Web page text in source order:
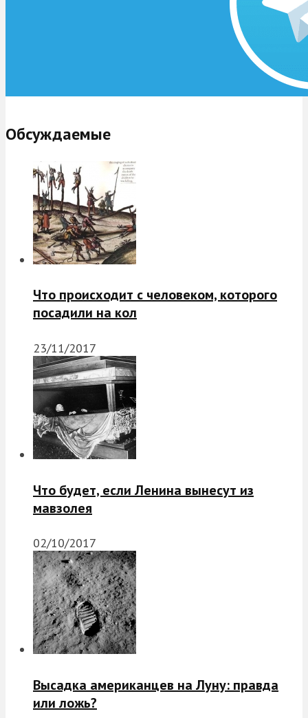
Обсуждаемые
Что происходит с человеком, которого
посадили на кол
23/11/2017
Что будет, если Ленина вынесут из
мавзолея
02/10/2017
Высадка американцев на Луну: правда
или ложь?